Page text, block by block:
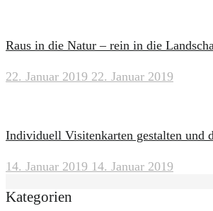
Raus in die Natur – rein in die
22. Januar 2019 22. Januar 2019
Individuell Visitenkarten gestalten und
14. Januar 2019 14. Januar 2019
Kategorien